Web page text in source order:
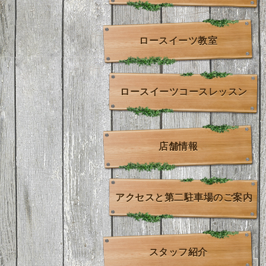
ロースイーツ教室
ロースイーツコースレッスン
店舗情報
アクセスと第二駐車場のご案内
スタッフ紹介